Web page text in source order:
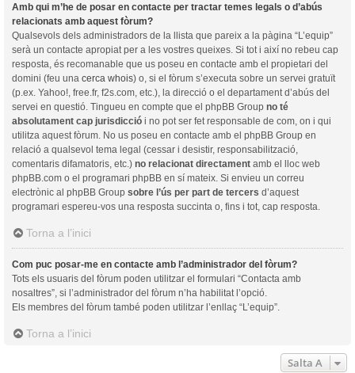
Amb qui m’he de posar en contacte per tractar temes legals o d’abús
relacionats amb aquest fòrum?
Qualsevols dels administradors de la llista que pareix a la pàgina “L’equip”
serà un contacte apropiat per a les vostres queixes. Si tot i així no rebeu cap
resposta, és recomanable que us poseu en contacte amb el propietari del
domini (feu una cerca whois) o, si el fòrum s’executa sobre un servei gratuït
(p.ex. Yahoo!, free.fr, f2s.com, etc.), la direcció o el departament d’abús del
servei en questió. Tingueu en compte que el phpBB Group no té
absolutament cap jurisdicció i no pot ser fet responsable de com, on i qui
utilitza aquest fòrum. No us poseu en contacte amb el phpBB Group en
relació a qualsevol tema legal (cessar i desistir, responsabilització,
comentaris difamatoris, etc.) no relacionat directament amb el lloc web
phpBB.com o el programari phpBB en sí mateix. Si envieu un correu
electrònic al phpBB Group sobre l’ús per part de tercers d’aquest
programari espereu-vos una resposta succinta o, fins i tot, cap resposta.
Torna a l’inici
Com puc posar-me en contacte amb l’administrador del fòrum?
Tots els usuaris del fòrum poden utilitzar el formulari “Contacta amb
nosaltres”, si l’administrador del fòrum n’ha habilitat l’opció.
Els membres del fòrum també poden utilitzar l’enllaç “L’equip”.
Torna a l’inici
Salta A